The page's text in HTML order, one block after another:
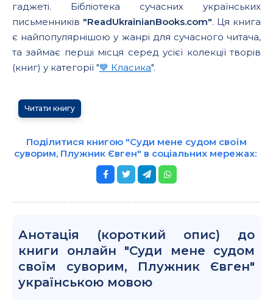
гаджеті. Бібліотека сучасних українських
письменників "ReadUkrainianBooks.com". Ця книга
є найпопулярнішою у жанрі для сучасного читача,
та займає перші місця серед усієї колекції творів
(книг) у категорії "💙 Класика".
Читати книгу
Поділитися книгою "Суди мене судом своїм
суворим, Плужник Євген" в соціальних мережах:
Анотація (короткий опис) до
книги онлайн "Суди мене судом
своїм суворим, Плужник Євген"
українською мовою